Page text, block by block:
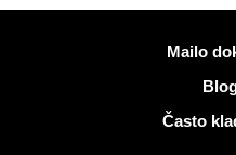
Mailo
Často